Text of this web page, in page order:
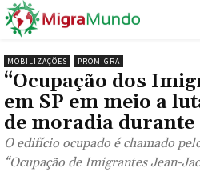
MOBILIZAÇÕES PROMIGRA
“Ocupação dos
em SP em meio a
de moradia durante
O edifício ocupado é chamado
“Ocupação de Imigrantes Jean-